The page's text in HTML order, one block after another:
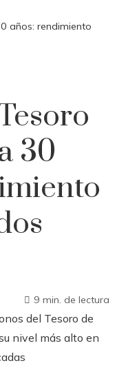
años: rendimiento
30
9 min. de lectura